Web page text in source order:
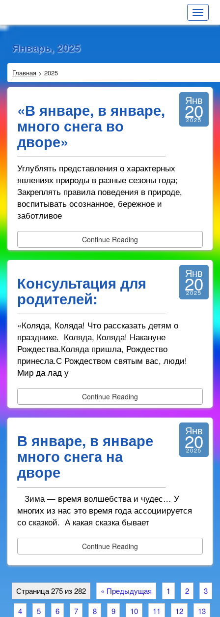
Toggle
Январь, 2025
Главная > 2025
«В январе, в январе,
много снега во
дворе»
Янв
20
2025
Углублять представления о характерных
явлениях природы в разные сезоны года;
Закреплять правила поведения в природе,
воспитывать осознанное, бережное и
заботливое
Continue Reading
Консультация для
родителей:
Янв
20
2025
«Коляда, Коляда! Что рассказать детям о
празднике. Коляда, Коляда! Накануне
Рождества.Коляда пришла, Рождество
принесла.С Рождеством святым вас, люди!
Мир да лад у
Continue Reading
В январе, в январе
много снега на
дворе
Янв
20
2025
Зима — время волшебства и чудес… У
многих из нас это время года ассоциируется
со сказкой. А какая сказка бывает
Continue Reading
Страница 275 из 282 « Предыдущая 1 2
3
4
5 6 7 8 9 10 11 12
13